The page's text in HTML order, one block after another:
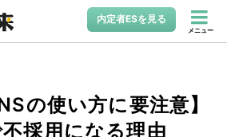
内定者ESを見る
メニュー
の使い方に要注意】
採用になる理由